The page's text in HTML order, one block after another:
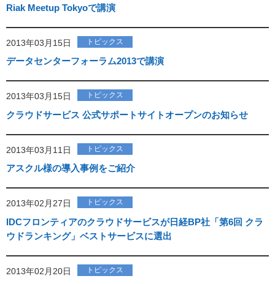
Riak Meetup Tokyoで講演
2013年03月15日 トピックス
データセンターフォーラム2013で講演
2013年03月15日 トピックス
クラウドサービス 公式サポートサイトオープンのお知らせ
2013年03月11日 トピックス
アスクル様の導入事例をご紹介
2013年02月27日 トピックス
IDCフロンティアのクラウドサービスが日経BP社「第6回 クラ
ウドランキング」ベストサービスに選出
2013年02月20日 トピックス